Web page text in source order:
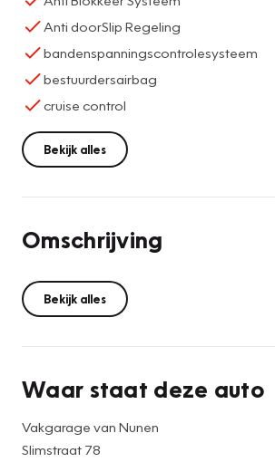
Anti doorSlip Regeling
bandenspanningscontrolesysteem
bestuurdersairbag
cruise control
Bekijk alles
Omschrijving
Bekijk alles
Waar staat deze auto
Vakgarage van Nunen
Slimstraat 78